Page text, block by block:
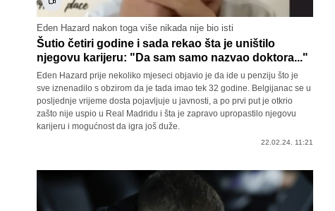
Eden Hazard nakon toga više nikada nije bio isti
Šutio četiri godine i sada rekao šta je uništilo
njegovu karijeru: "Da sam samo nazvao doktora..."
Eden Hazard prije nekoliko mjeseci objavio je da ide u penziju što je
sve iznenadilo s obzirom da je tada imao tek 32 godine. Belgijanac se u
posljednje vrijeme dosta pojavljuje u javnosti, a po prvi put je otkrio
zašto nije uspio u Real Madridu i šta je zapravo upropastilo njegovu
karijeru i mogućnost da igra još duže.
22.02.24. 11:21